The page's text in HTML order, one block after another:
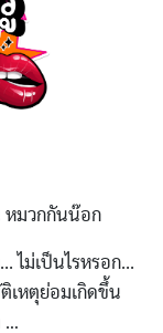
หมวกกันน๊อก
เป็นไรหรอก...
เหตุย่อมเกิดขึ้น
…